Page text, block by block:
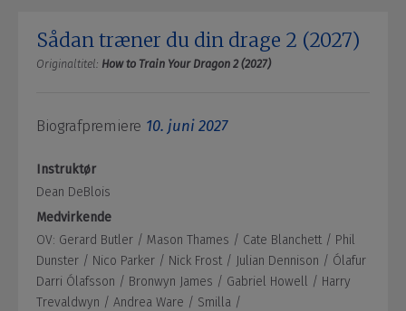
Sådan træner du din drage 2 (2027)
Originaltitel: How to Train Your Dragon 2 (2027)
Biografpremiere 10. juni 2027
Instruktør
Dean DeBlois
Medvirkende
OV: Gerard Butler / Mason Thames / Cate Blanchett / Phil
Dunster / Nico Parker / Nick Frost / Julian Dennison / Ólafur
Darri Ólafsson / Bronwyn James / Gabriel Howell / Harry
Trevaldwyn / Andrea Ware / Smilla /